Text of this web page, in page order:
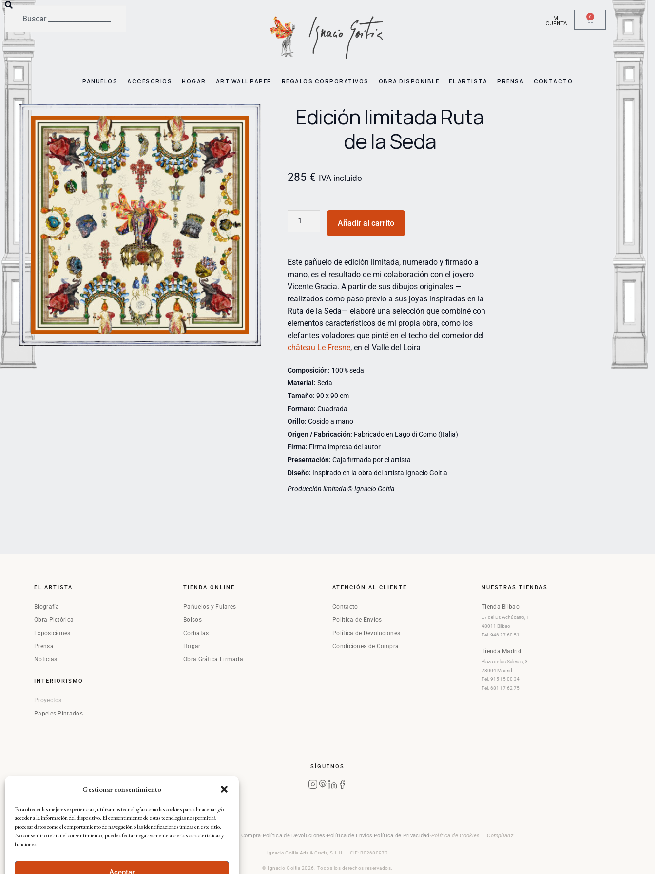
Gestionar consentimiento
Para ofrecer las mejores experiencias, utilizamos tecnologías como las cookies para almacenar y/o
acceder a la información del dispositivo. El consentimiento de estas tecnologías nos permitirá
procesar datos como el comportamiento de navegación o las identificaciones únicas en este sitio.
No consentir o retirar el consentimiento, puede afectar negativamente a ciertas características y
funciones.
Aceptar
MI
CUENTA
0
PAÑUELOS ACCESORIOS HOGAR ART WALL PAPER REGALOS CORPORATIVOS OBRA DISPONIBLE EL ARTISTA PRENSA CONTACTO
Edición limitada Ruta
de la Seda
285 € IVA incluido
Añadir al carrito
Este pañuelo de edición limitada, numerado y firmado a
mano, es el resultado de mi colaboración con el joyero
Vicente Gracia. A partir de sus dibujos originales —
realizados como paso previo a sus joyas inspiradas en la
Ruta de la Seda— elaboré una selección que combiné con
elementos característicos de mi propia obra, como los
elefantes voladores que pinté en el techo del comedor del
château Le Fresne, en el Valle del Loira
Composición: 100% seda
Material: Seda
Tamaño: 90 x 90 cm
Formato: Cuadrada
Orillo: Cosido a mano
Origen / Fabricación: Fabricado en Lago di Como (Italia)
Firma: Firma impresa del autor
Presentación: Caja firmada por el artista
Diseño: Inspirado en la obra del artista Ignacio Goitia
Producción limitada © Ignacio Goitia
EL ARTISTA
Biografía
Obra Pictórica
Exposiciones
Prensa
Noticias
INTERIORISMO
Proyectos
Papeles Pintados
TIENDA ONLINE
Pañuelos y Fulares
Bolsos
Corbatas
Hogar
Obra Gráfica Firmada
ATENCIÓN AL CLIENTE
Contacto
Política de Envíos
Política de Devoluciones
Condiciones de Compra
NUESTRAS TIENDAS
Tienda Bilbao
C/ del Dr. Achúcarro, 1
48011 Bilbao
Tel. 946 27 60 51
Tienda Madrid
Plaza de las Salesas, 3
28004 Madrid
Tel. 915 15 00 34
Tel. 681 17 62 75
SÍGUENOS
Aviso Legal·Condiciones Generales de Compra· Política de Devoluciones · Política de Envíos· Política de Privacidad ·Política de Cookies — Complianz
Ignacio Goitia Arts & Crafts, S.L.U. — CIF: B02680973
© Ignacio Goitia 2026. Todos los derechos reservados.